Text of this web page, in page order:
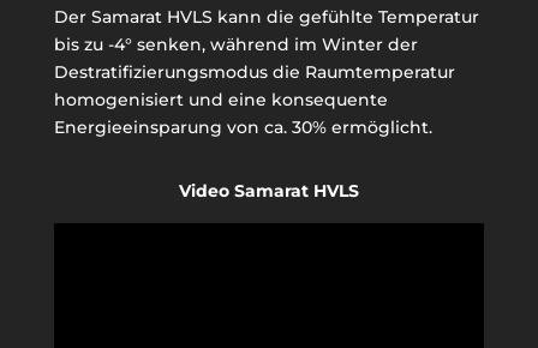
Der Samarat HVLS kann die gefühlte Temperatur
bis zu -4° senken, während im Winter der
Destratifizierungsmodus die Raumtemperatur
homogenisiert und eine konsequente
Energieeinsparung von ca. 30% ermöglicht.
Video Samarat HVLS